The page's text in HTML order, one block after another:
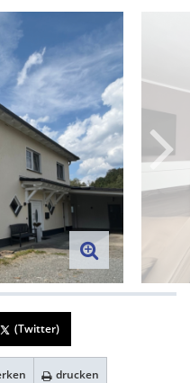
(Twitter)
drucken